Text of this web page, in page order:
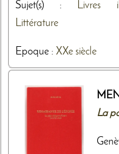
Sujet(s) :
Livres
Littérature
Epoque : XXe siècle
La